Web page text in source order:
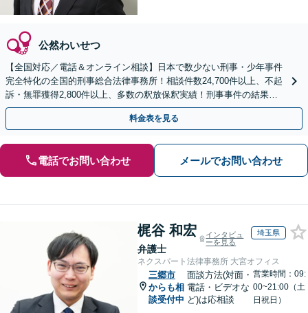
公然わいせつ
【全国対応／電話＆オンライン相談】日本で数少ない刑事・少年事件
完全特化の全国的刑事総合法律事務所！相談件数24,700件以上、不起
訴・無罪獲得2,800件以上、多数の釈放保釈実績！刑事事件の結果は
弁護士の腕次第で変わります【初回相談無料】
料金表を見る
電話でお問い合わせ メールでお問い合わせ
梶谷 和宏
弁護士
インタビュ
ーを見る
埼玉県
ネクスパート法律事務所 大宮オフィス
三郷市
からも相
談受付中
面談方法(対面・
電話・ビデオな
ど)は応相談
営業時間：09:
00~21:00（土
日祝日）